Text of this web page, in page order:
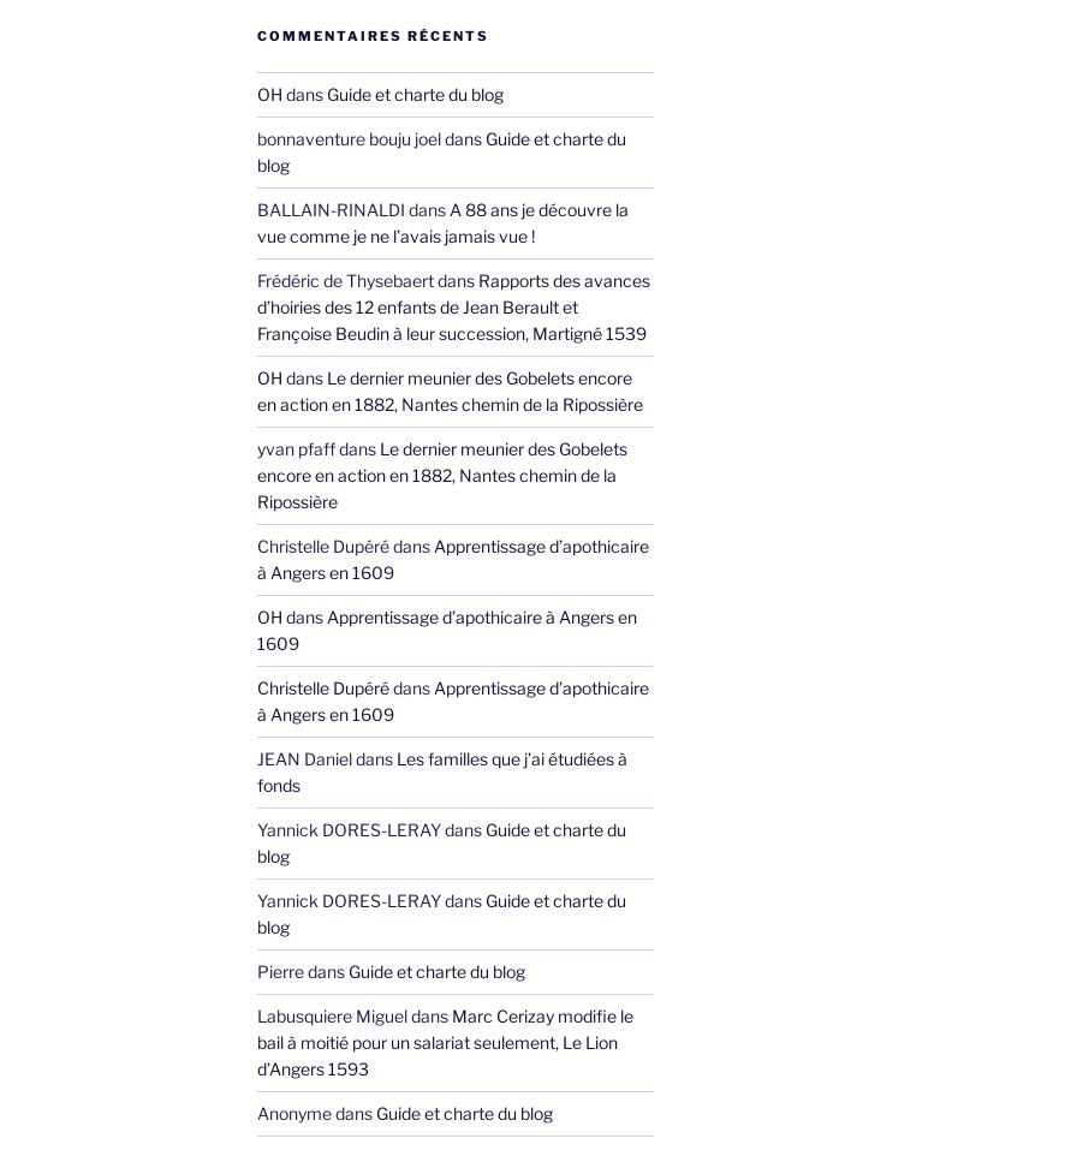
COMMENTAIRES RÉCENTS
OH dans Guide et charte du blog
bonnaventure bouju joeldans Guide et charte du
blog
BALLAIN-RINALDI dans A 88 ans je découvre la
vue comme je ne l’avais jamais vue !
Frédéric de Thysebaertdans Rapports des avances
d’hoiries des 12 enfants de Jean Berault et
Françoise Beudin à leur succession, Martigné 1539
OH dans Le dernier meunier des Gobelets encore
en action en 1882, Nantes chemin de la Ripossière
yvan pfaffdans Le dernier meunier des Gobelets
encore en action en 1882, Nantes chemin de la
Ripossière
Christelle Dupérédans Apprentissage d’apothicaire
à Angers en 1609
OH dans Apprentissage d’apothicaire à Angers en
1609
Christelle Dupérédans Apprentissage d’apothicaire
à Angers en 1609
JEAN Danieldans Les familles que j’ai étudiées à
fonds
Yannick DORES-LERAYdans Guide et charte du
blog
Yannick DORES-LERAYdans Guide et charte du
blog
Pierredans Guide et charte du blog
Labusquiere Migueldans Marc Cerizay modifie le
bail à moitié pour un salariat seulement, Le Lion
d’Angers 1593
Anonymedans Guide et charte du blog